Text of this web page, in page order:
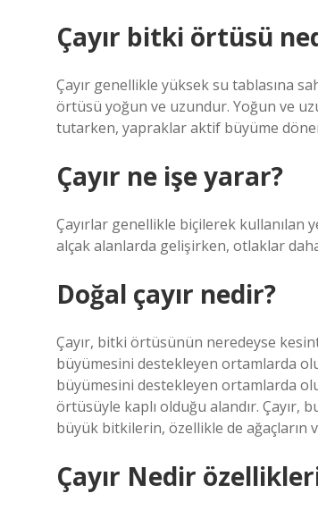
Çayır bitki örtüsü
Çayır genellikle yüksek su tablasına
örtüsü yoğun ve uzundur. Yoğun ve
tutarken, yapraklar aktif büyüme
Çayır ne işe yarar?
Çayırlar genellikle biçilerek kullanılan
alçak alanlarda gelişirken, otlaklar
Doğal çayır nedir?
Çayır, bitki örtüsünün neredeyse
büyümesini destekleyen ortamlarda
büyümesini destekleyen ortamlarda
örtüsüyle kaplı olduğu alandır.
büyük bitkilerin, özellikle de ağaçların
Çayır Nedir